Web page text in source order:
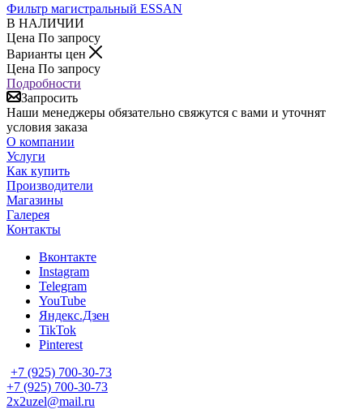
Фильтр магистральный ESSAN
В НАЛИЧИИ
Цена По запросу
Варианты цен
Цена По запросу
Подробности
Запросить
Наши менеджеры обязательно свяжутся с вами и уточнят
условия заказа
О компании
Услуги
Как купить
Производители
Магазины
Галерея
Контакты
Вконтакте
Instagram
Telegram
YouTube
Яндекс.Дзен
TikTok
Pinterest
+7 (925) 700-30-73
+7 (925) 700-30-73
2x2uzel@mail.ru